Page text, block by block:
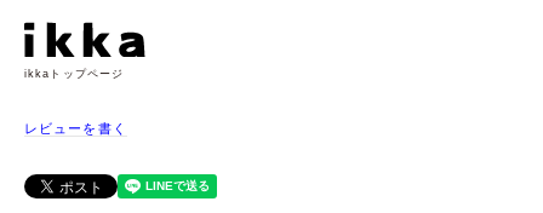
ikkaトップページ
レビューを書く